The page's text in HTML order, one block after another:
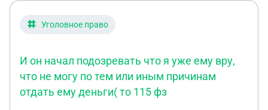
Уголовное право
И он начал подозревать что я уже ему вру,
что не могу по тем или иным причинам
отдать ему деньги( то 115 фз